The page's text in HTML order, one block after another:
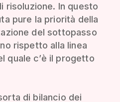
risoluzione. In questo
pure la priorità della
del sottopasso
rispetto alla linea
quale c’è il progetto
di bilancio dei